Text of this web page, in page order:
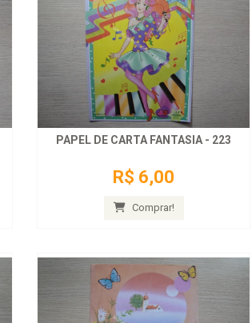
PAPEL DE CARTA FANTASIA - 223
R$ 6,00
Comprar!